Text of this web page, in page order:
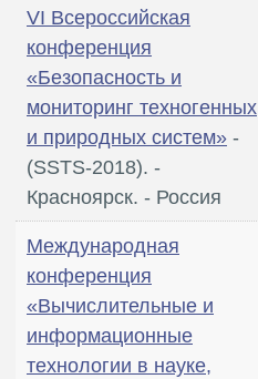
VI Всероссийская
конференция
«Безопасность и
мониторинг техногенных
и природных систем» -
(SSTS-2018). -
Красноярск. - Россия
Международная
конференция
«Вычислительные и
информационные
технологии в науке,